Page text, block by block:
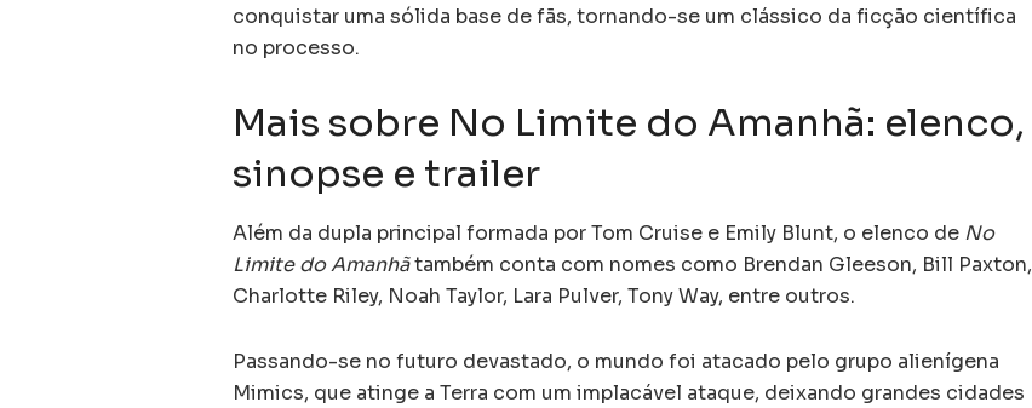
conquistar uma sólida base de fãs, tornando-se um clássico da ficção científica
no processo.
Mais sobre No Limite do Amanhã: elenco,
sinopse e trailer
Além da dupla principal formada por Tom Cruise e Emily Blunt, o elenco de No
Limite do Amanhãtambém conta com nomes como Brendan Gleeson, Bill Paxton,
Charlotte Riley, Noah Taylor, Lara Pulver, Tony Way, entre outros.
Passando-se no futuro devastado, o mundo foi atacado pelo grupo alienígena
Mimics, que atinge a Terra com um implacável ataque, deixando grandes cidades